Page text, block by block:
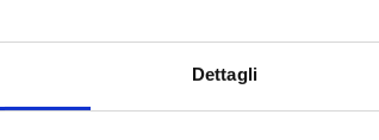
Dettagli